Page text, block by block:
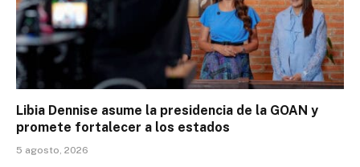
Libia Dennise asume la presidencia de la GOAN y
promete fortalecer a los estados
5 agosto, 2026